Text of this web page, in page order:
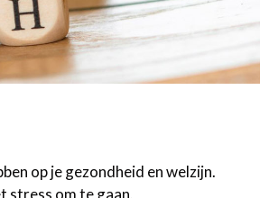
op je gezondheid en welzijn.